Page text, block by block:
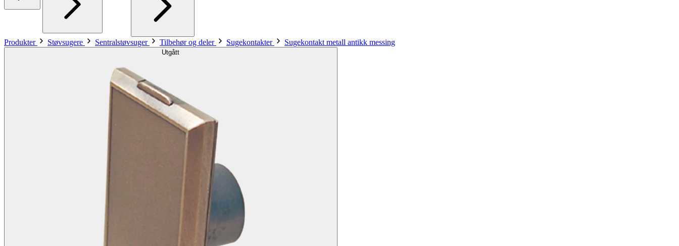
Produkter Støvsugere Sentralstøvsuger Tilbehør og deler Sugekontakter Sugekontakt metall antikk messing
Utgått